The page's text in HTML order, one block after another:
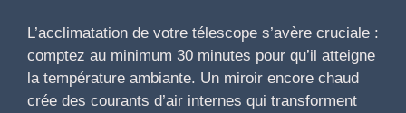
L’acclimatation de votre télescope s’avère cruciale :
comptez au minimum 30 minutes pour qu’il atteigne
la température ambiante. Un miroir encore chaud
crée des courants d’air internes qui transforment